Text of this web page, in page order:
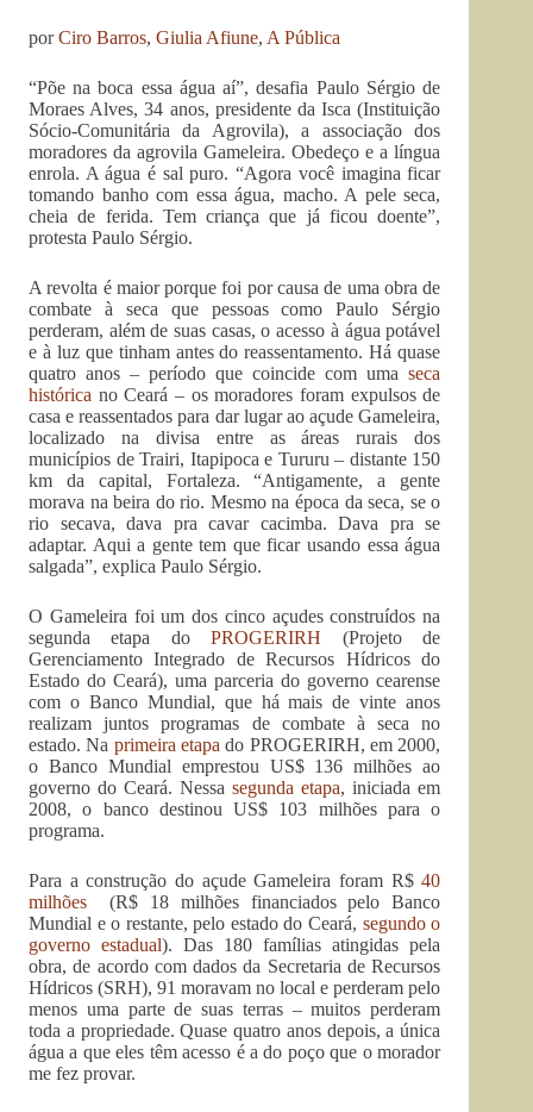
porCiro Barros, Giulia Afiune, A Pública
“Põe na boca essa água aí”, desafia Paulo Sérgio de
Moraes Alves, 34 anos, presidente da Isca (Instituição
Sócio-Comunitária da Agrovila), a associação dos
moradores da agrovila Gameleira. Obedeço e a língua
enrola. A água é sal puro. “Agora você imagina ficar
tomando banho com essa água, macho. A pele seca,
cheia de ferida. Tem criança que já ficou doente”,
protesta Paulo Sérgio.
A revolta é maior porque foi por causa de uma obra de
combate à seca que pessoas como Paulo Sérgio
perderam, além de suas casas, o acesso à água potável
e à luz que tinham antes do reassentamento. Há quase
quatro anos – período que coincide com umaseca
histórica no Ceará – os moradores foram expulsos de
casa e reassentados para dar lugar ao açude Gameleira,
localizado na divisa entre as áreas rurais dos
municípios de Trairi, Itapipoca e Tururu – distante 150
km da capital, Fortaleza. “Antigamente, a gente
morava na beira do rio. Mesmo na época da seca, se o
rio secava, dava pra cavar cacimba. Dava pra se
adaptar. Aqui a gente tem que ficar usando essa água
salgada”, explica Paulo Sérgio.
O Gameleira foi um dos cinco açudes construídos na
segunda etapa doPROGERIRH (Projeto de
Gerenciamento Integrado de Recursos Hídricos do
Estado do Ceará), uma parceria do governo cearense
com o Banco Mundial, que há mais de vinte anos
realizam juntos programas de combate à seca no
estado. Na primeira etapa do PROGERIRH, em 2000,
o Banco Mundial emprestou US$ 136 milhões ao
governo do Ceará. Nessasegunda etapa, iniciada em
2008, o banco destinou US$ 103 milhões para o
programa.
Para a construção do açude Gameleira foram R$40
milhões
(R$ 18 milhões financiados pelo Banco
Mundial e o restante, pelo estado do Ceará, segundo o
governo estadual). Das 180 famílias atingidas pela
obra, de acordo com dados da Secretaria de Recursos
Hídricos (SRH), 91 moravam no local e perderam pelo
menos uma parte de suas terras – muitos perderam
toda a propriedade. Quase quatro anos depois, a única
água a que eles têm acesso é a do poço que o morador
me fez provar.